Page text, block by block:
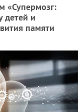
«Супермозг:
детей и
памяти